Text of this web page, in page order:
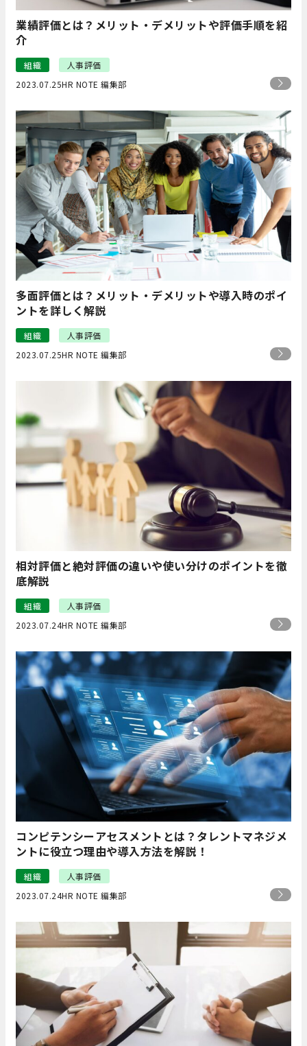
業績評価とは？メリット・デメリットや評価手順を紹
介
組織
人事評価
2023.07.25HR NOTE 編集部
多面評価とは？メリット・デメリットや導入時のポイ
ントを詳しく解説
組織
人事評価
2023.07.25HR NOTE 編集部
相対評価と絶対評価の違いや使い分けのポイントを徹
底解説
組織
人事評価
2023.07.24HR NOTE 編集部
コンピテンシーアセスメントとは？タレントマネジメ
ントに役立つ理由や導入方法を解説！
組織
人事評価
2023.07.24HR NOTE 編集部